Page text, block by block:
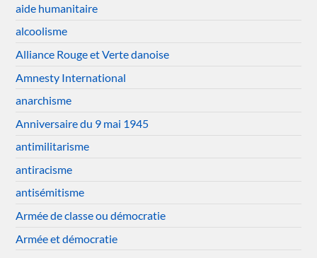
aide humanitaire
alcoolisme
Alliance Rouge et Verte danoise
Amnesty International
anarchisme
Anniversaire du 9 mai 1945
antimilitarisme
antiracisme
antisémitisme
Armée de classe ou démocratie
Armée et démocratie